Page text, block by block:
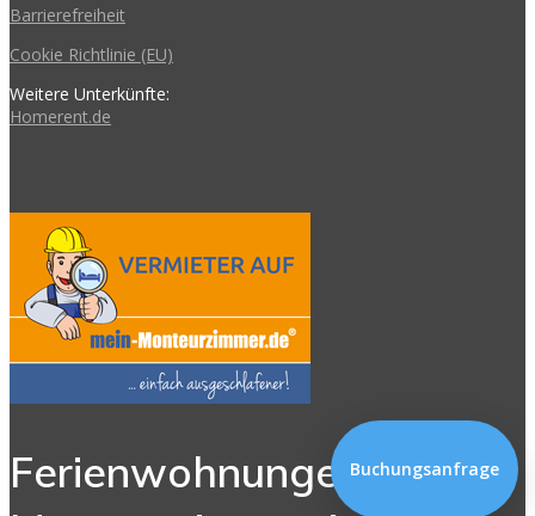
Barrierefreiheit
Cookie Richtlinie (EU)
Weitere Unterkünfte:
Homerent.de
Ferienwohnungen und
Buchungsanfrage